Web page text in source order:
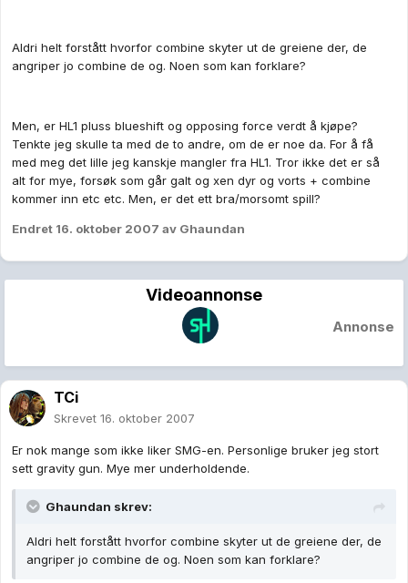
Aldri helt forstått hvorfor combine skyter ut de greiene der, de
angriper jo combine de og. Noen som kan forklare?
Men, er HL1 pluss blueshift og opposing force verdt å kjøpe?
Tenkte jeg skulle ta med de to andre, om de er noe da. For å få
med meg det lille jeg kanskje mangler fra HL1. Tror ikke det er så
alt for mye, forsøk som går galt og xen dyr og vorts + combine
kommer inn etc etc. Men, er det ett bra/morsomt spill?
Endret 16. oktober 2007 av Ghaundan
Videoannonse
Annonse
TCi
Skrevet 16. oktober 2007
Er nok mange som ikke liker SMG-en. Personlige bruker jeg stort
sett gravity gun. Mye mer underholdende.
Ghaundan skrev:
Aldri helt forstått hvorfor combine skyter ut de greiene der, de
angriper jo combine de og. Noen som kan forklare?